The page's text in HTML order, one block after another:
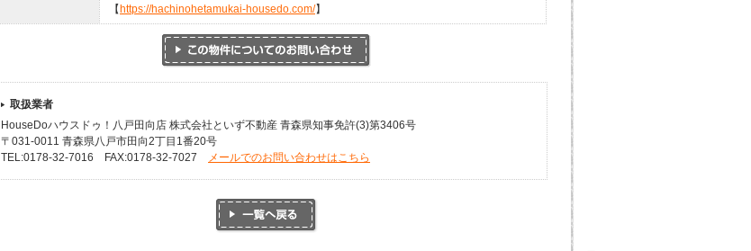
【 https://hachinohetamukai-housedo.com/】
取扱業者
HouseDoハウスドゥ！八戸田向店 株式会社といず不動産 青森県知事免許(3)第3406号
〒031-0011 青森県八戸市田向2丁目1番20号
TEL:0178-32-7016 FAX:0178-32-7027
メールでのお問い合わせはこちら